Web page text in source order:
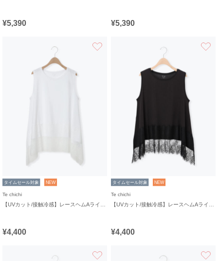
¥5,390 ¥5,390
タイムセール対象 NEW
Te chichi
¥4,400
タイムセール対象 NEW
Te chichi
¥4,400